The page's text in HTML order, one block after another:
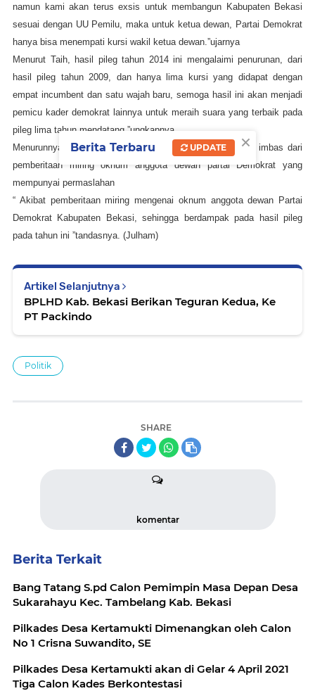
namun kami akan terus exsis untuk membangun Kabupaten Bekasi
sesuai dengan UU Pemilu, maka untuk ketua dewan, Partai Demokrat
hanya bisa menempati kursi wakil ketua dewan.”ujarnya
Menurut Taih, hasil pileg tahun 2014 ini mengalaimi penurunan, dari
hasil pileg tahun 2009, dan hanya lima kursi yang didapat dengan
empat incumbent dan satu wajah baru, semoga hasil ini akan menjadi
pemicu kader demokrat lainnya untuk meraih suara yang terbaik pada
pileg lima tahun mendatang.”ungkapnya
Menurunnya suara Partai Demokrat di Kabupaten Bekasi, imbas dari
pemberitaan miring oknum anggota dewan partai Demokrat yang
mempunyai permaslahan
“ Akibat pemberitaan miring mengenai oknum anggota dewan Partai
Demokrat Kabupaten Bekasi, sehingga berdampak pada hasil pileg
pada tahun ini ”tandasnya. (Julham)
Artikel Selanjutnya
BPLHD Kab. Bekasi Berikan Teguran Kedua, Ke
PT Packindo
Politik
SHARE
komentar
Berita Terkait
Bang Tatang S.pd Calon Pemimpin Masa Depan Desa
Sukarahayu Kec. Tambelang Kab. Bekasi
Pilkades Desa Kertamukti Dimenangkan oleh Calon
No 1 Crisna Suwandito, SE
Pilkades Desa Kertamukti akan di Gelar 4 April 2021
Tiga Calon Kades Berkontestasi
×
Berita Terbaru UPDATE